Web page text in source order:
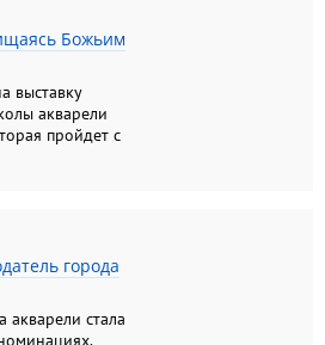
Божьим
выставку
акварели
пройдет с
выставочном
города
акварели стала